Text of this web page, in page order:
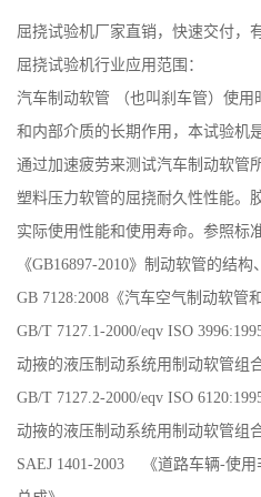
屈挠试验机厂家直销，快速交付，
屈挠试验机行业应用范围：
汽车制动软管 （也叫刹车管）使
和内部介质的长期作用，本试验机
通过加速疲劳来测试汽车制动软管
塑料压力软管的屈挠耐久性性能。
实际使用性能和使用寿命。 参照标
《GB16897-2010》制动软管的结
GB 7128:2008《汽车空气制动软管
GB/T 7127.1-2000/eqv ISO
动掖的液压制动系统用制动软管组
GB/T 7127.2-2000/eqv ISO
动掖的液压制动系统用制动软管组
SAEJ 1401-2003 《道路车辆-使